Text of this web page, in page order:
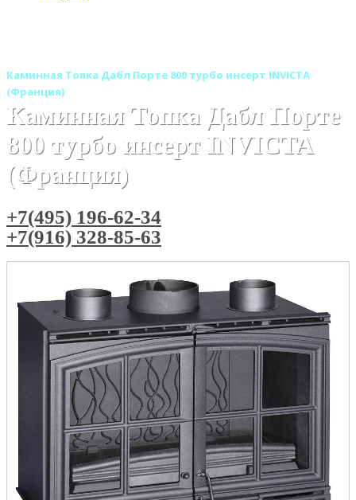
Каминная Топка Дабл Порте 800 турбо инсерт INVICTA
(Франция)
Каминная Топка Дабл Порте
800 турбо инсерт INVICTA
(Франция)
+7(495) 196-62-34
+7(916) 328-85-63